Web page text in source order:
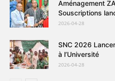
Aménagement
Souscriptions
2026-04-28
SNC 2026
à l’Université
2026-04-28